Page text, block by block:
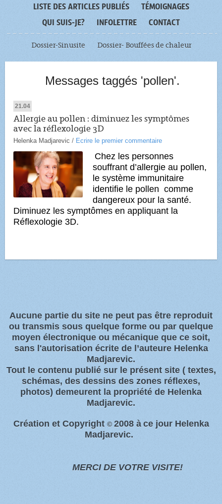
LISTE DES ARTICLES PUBLIÉS
TÉMOIGNAGES
QUI SUIS-JE?
INFOLETTRE CONTACT
Dossier-Sinusite Dossier- Bouffées de chaleur
Messages taggés 'pollen'.
21.04
Allergie au pollen : diminuez les symptômes
avec la réflexologie 3D
Helenka Madjarevic / Ecrire le premier commentaire
Chez les personnes
souffrant d’allergie au pollen,
le système immunitaire
identifie le pollen comme
dangereux pour la santé.
Diminuez les symptômes en appliquant la
Réflexologie 3D.
Aucune partie du site ne peut pas être reproduit
ou transmis sous quelque forme ou par quelque
moyen électronique ou mécanique que ce soit,
sans l'autorisation écrite de l’auteure Helenka
Madjarevic.
Tout l e contenu publié sur le présent site( textes,
schémas, des dessins des zones réflexes,
photos) demeurent la propriété de Helenka
Madjarevic.
Création et Copyright © 2008 à ce jour Helenka
Madjarevic.
MERCI DE VOTRE VISITE!